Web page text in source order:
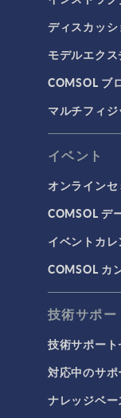
ディスカッ
モデルエク
COMSOL ブ
マルチフィ
イベント
オンライン
COMSOL デ
イベントカ
COMSOL カ
技術サポー
技術サポー
対応中のサ
ナレッジベー